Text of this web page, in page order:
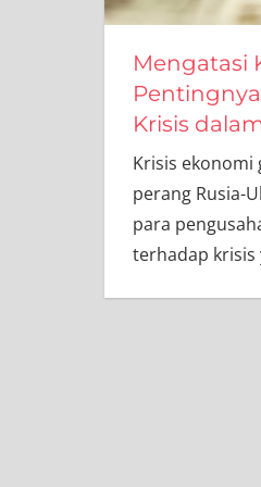
Mengatasi
Krisis
Krisis ekonomi
perang Rusia-
para
terhadap krisis